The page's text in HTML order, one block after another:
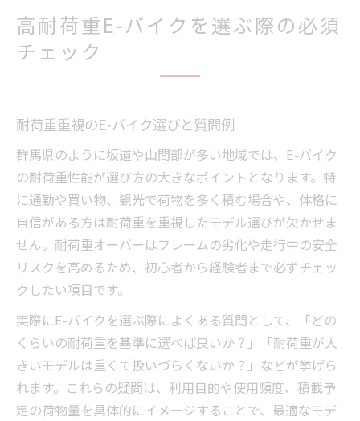
高耐荷重E-バイクを選ぶ際の必須
チェック
耐荷重重視のE-バイク選びと質問例
群馬県のように坂道や山間部が多い地域では、E-バイク
の耐荷重性能が選び方の大きなポイントとなります。特
に通勤や買い物、観光で荷物を多く積む場合や、体格に
自信がある方は耐荷重を重視したモデル選びが欠かせま
せん。耐荷重オーバーはフレームの劣化や走行中の安全
リスクを高めるため、初心者から経験者まで必ずチェッ
クしたい項目です。
実際にE-バイクを選ぶ際によくある質問として、「どの
くらいの耐荷重を基準に選べば良いか？」「耐荷重が大
きいモデルは重くて扱いづらくないか？」などが挙げら
れます。これらの疑問は、利用目的や使用頻度、積載予
定の荷物量を具体的にイメージすることで、最適なモデ